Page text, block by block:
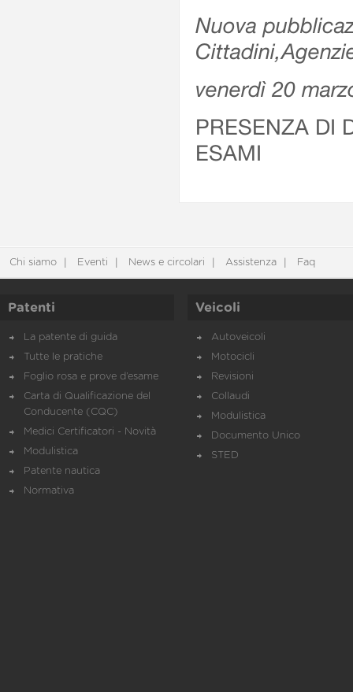
Nuova
venerdì 20
PRESENZA DI
ESAMI
Chi siamo Eventi News e circolari Assistenza Faq
Patenti
La patente di guida
Tutte le pratiche
Foglio rosa e prove d’esame
Carta di Qualificazione del
Conducente (CQC)
Medici Certificatori - Novità
Modulistica
Patente nautica
Normativa
Veicoli
Autoveicoli
Motocicli
Revisioni
Collaudi
Modulistica
Documento Unico
STED